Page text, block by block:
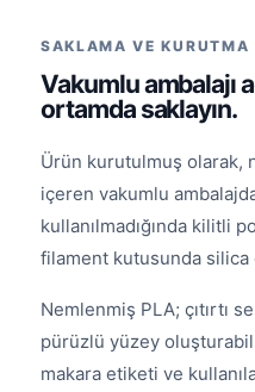
SAKLAMA VE KURUTMA
Vakumlu ambalajı
ortamda saklayın.
Ürün kurutulmuş olarak,
içeren vakumlu
kullanılmadığında kilitli
filament kutusunda silica
Nemlenmiş PLA; çıtırtı
pürüzlü yüzey
makara etiketi ve